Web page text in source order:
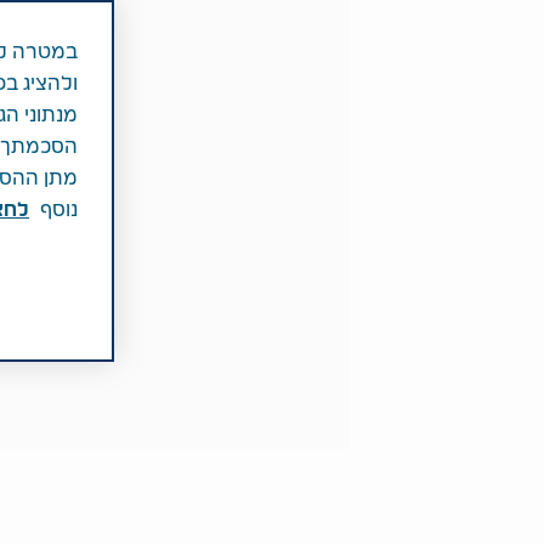
במטרה
ולהציג
מנתוני
הסכמתך
מתן
נוסף